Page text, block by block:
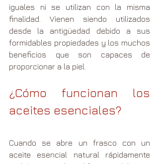
iguales ni se utilizan con la misma
finalidad. Vienen siendo utilizados
desde la antigüedad debido a sus
formidables propiedades y los muchos
beneficios que son capaces de
proporcionar a la piel.
¿Cómo funcionan los
aceites esenciales?
Cuando se abre un frasco con un
aceite esencial natural rápidamente